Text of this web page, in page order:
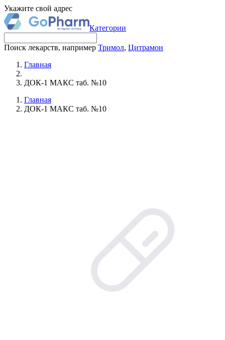
Укажите свой адрес
Категории
Поиск лекарств, например Тримол, Цитрамон
Главная
ДОК-1 МАКС таб. №10
Главная
ДОК-1 МАКС таб. №10